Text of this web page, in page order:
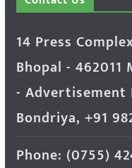
14 Press
Bhopal - 462011
- Advertisement
Bondriya, +91
Phone: (0755)